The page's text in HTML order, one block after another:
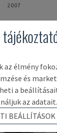
2007
az élmény
és
a
az adatait.
BEÁLLÍTÁSOK